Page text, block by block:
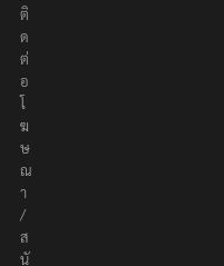
o
ติ
ด
ต่
อ
โ
ฆ
ษ
ณ
า
/
ส